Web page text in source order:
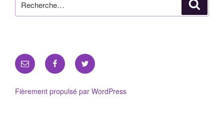
pour
E-
mail
FacebookTwitter
Fièrement propulsé par WordPress